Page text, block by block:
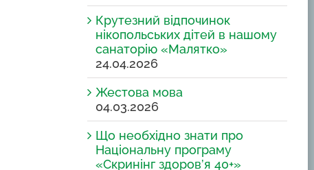
Крутезний відпочинок
нікопольських дітей в нашому
санаторію «Малятко»
24.04.2026
Жестова мова
04.03.2026
Що необхідно знати про
Національну програму
«Скринінг здоров’я 40+»